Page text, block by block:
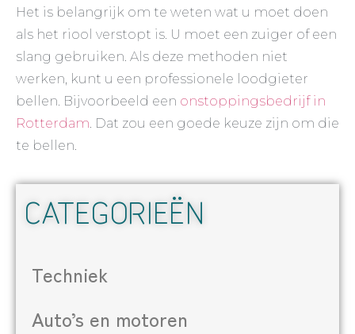
Het is belangrijk om te weten wat u moet doen
als het riool verstopt is. U moet een zuiger of een
slang gebruiken. Als deze methoden niet
werken, kunt u een professionele loodgieter
bellen. Bijvoorbeeld een onstoppingsbedrijf in
Rotterdam . Dat zou een goede keuze zijn om die
te bellen.
CATEGORIEËN
Techniek
Auto’s en motoren